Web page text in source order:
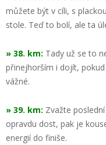
můžete být v cíli, s
stole. Teď to bolí, ale ta
» 38. km: Tady už se to
přinejhorším i dojít,
vážné.
» 39. km: Zvažte
opravdu dost, pak je
energií do finiše.